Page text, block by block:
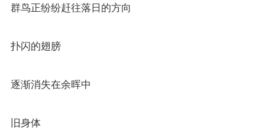
群鸟正纷纷赶往落日的方向
扑闪的翅膀
逐渐消失在余晖中
旧身体